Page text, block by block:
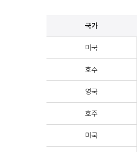
국가
미국
호주
영국
호주
미국